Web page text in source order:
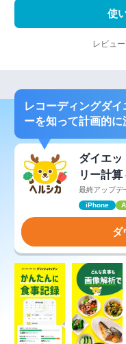
使
レビュ
レコーディングダ
ーを知って計画的に
ダイエッ
リー計算
最終アップデ
iPhone
ダ